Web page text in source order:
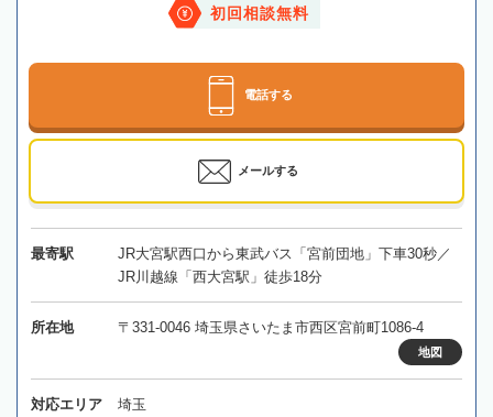
初回相談無料
電話する
メールする
最寄駅
JR大宮駅西口から東武バス「宮前団地」下車30秒／
JR川越線「西大宮駅」徒歩18分
所在地 〒331-0046 埼玉県さいたま市西区宮前町1086-4
地図
対応エリア 埼玉